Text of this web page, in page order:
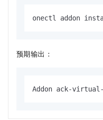
onectl addon
预期输出：
Addon ack-